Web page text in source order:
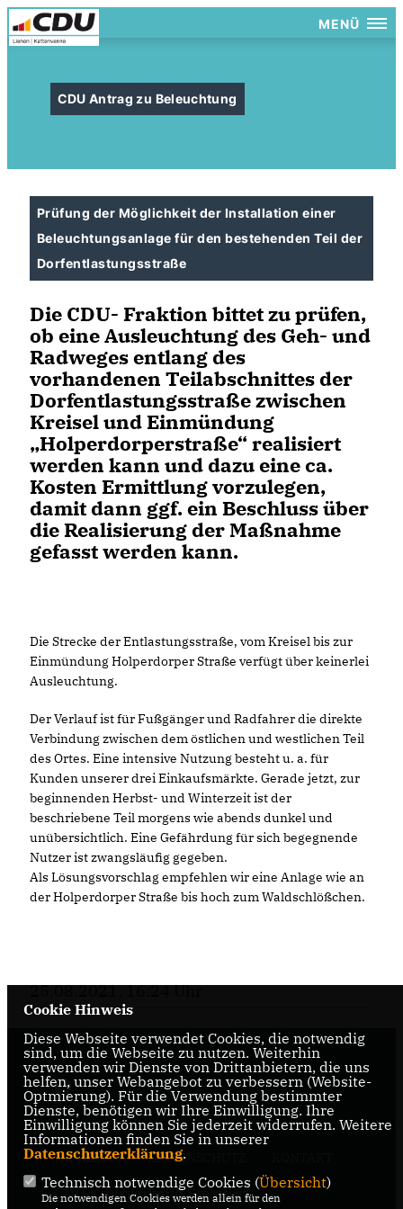
MENÜ
CDU Antrag zu Beleuchtung
Prüfung der Möglichkeit der Installation einer
Beleuchtungsanlage für den bestehenden Teil der
Dorfentlastungsstraße
Die CDU- Fraktion bittet zu prüfen,
ob eine Ausleuchtung des Geh- und
Radweges entlang des
vorhandenen Teilabschnittes der
Dorfentlastungsstraße zwischen
Kreisel und Einmündung
Holperdorperstraße“ realisiert
werden kann und dazu eine ca.
Kosten Ermittlung vorzulegen,
damit dann ggf. ein Beschluss über
die Realisierung der Maßnahme
gefasst werden kann.
Die Strecke der Entlastungsstraße, vom Kreisel bis zur
Einmündung Holperdorper Straße verfügt über keinerlei
Ausleuchtung.
Der Verlauf ist für Fußgänger und Radfahrer die direkte
Verbindung zwischen dem östlichen und westlichen Teil
des Ortes. Eine intensive Nutzung besteht u. a. für
Kunden unserer drei Einkaufsmärkte. Gerade jetzt, zur
beginnenden Herbst- und Winterzeit ist der
beschriebene Teil morgens wie abends dunkel und
unübersichtlich. Eine Gefährdung für sich begegnende
Nutzer ist zwangsläufig gegeben.
Als Lösungsvorschlag empfehlen wir eine Anlage wie an
der Holperdorper Straße bis hoch zum Waldschlößchen.
25.08.2021, 16:24 Uhr
IMPRESSUM DATENSCHUTZ
CDU Kreisverband Steinfurt
Cookie Hinweis
Diese Webseite verwendet Cookies, die notwendig
sind, um die Webseite zu nutzen. Weiterhin
verwenden wir Dienste von Drittanbietern, die uns
helfen, unser Webangebot zu verbessern (Website-
Optmierung). Für die Verwendung bestimmter
Dienste, benötigen wir Ihre Einwilligung. Ihre
Einwilligung können Sie jederzeit widerrufen. Weitere
Informationen finden Sie in unserer
Datenschutzerklärung.
Technisch notwendige Cookies (Übersicht)
Die notwendigen Cookies werden allein für den